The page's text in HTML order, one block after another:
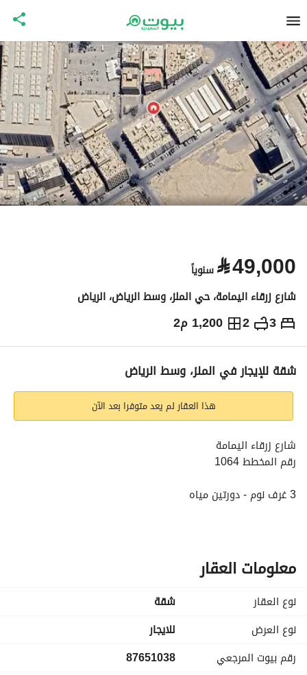
⃁49,000 سنوياً
شارع زرقاء اليمامة، حي الملز، وسط الرياض، الرياض
3
2 1,200 م2 ⃁
49,000سنوياً
الإعلان الاماكن القريبة
شقة للإيجار في الملز، وسط الرياض
هذا العقار لم يعد متوفرا بعد الآن
شارع زرقاء اليمامة
رقم المخطط 1064
3 غرف نوم - دورتين مياه
معلومات العقار
نوع العقار
شقة
نوع العرض
للايجار
رقم بيوت المرجعي
87651038